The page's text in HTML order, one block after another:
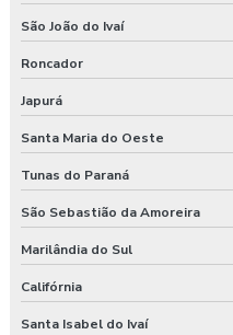
São João do Ivaí
Roncador
Japurá
Santa Maria do Oeste
Tunas do Paraná
São Sebastião da Amoreira
Marilândia do Sul
Califórnia
Santa Isabel do Ivaí